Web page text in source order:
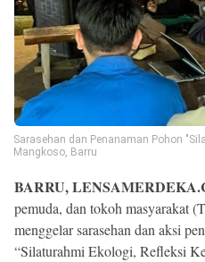
Sarasehan dan Penanaman Pohon
Mangkoso, Barru
BARRU,
pemuda, dan tokoh masyarakat
menggelar sarasehan dan aksi
“Silaturahmi Ekologi, Refleksi